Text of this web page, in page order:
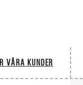
våra kunder